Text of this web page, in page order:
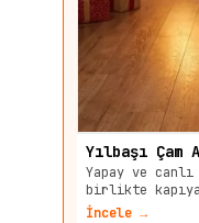
Yılbaşı Çam
Yapay ve
birlikte
İncele →